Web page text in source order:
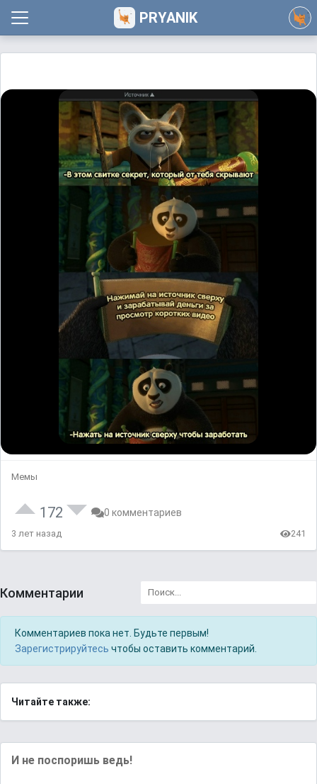
PRYANIK
Мемы
172 0 комментариев
3 лет назад 241
Комментарии
Комментариев пока нет. Будьте первым!
Зарегистрируйтесь чтобы оставить комментарий.
Читайте также:
И не поспоришь ведь!